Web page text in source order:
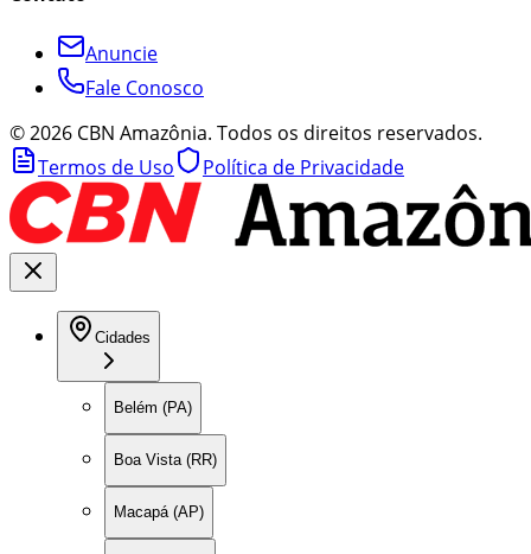
Anuncie
Fale Conosco
©2026 CBN Amazônia. Todos os direitos reservados.
Termos de Uso
Política de Privacidade
Cidades
Belém (PA)
Boa Vista (RR)
Macapá (AP)